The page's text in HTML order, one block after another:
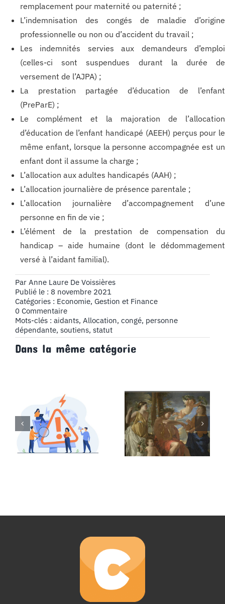
remplacement pour maternité ou paternité ;
L’indemnisation des congés de maladie d’origine
professionnelle ou non ou d’accident du travail ;
Les indemnités servies aux demandeurs d’emploi
(celles-ci sont suspendues durant la durée de
versement de l’AJPA) ;
La prestation partagée d’éducation de l’enfant
(PreParE) ;
Le complément et la majoration de l’allocation
d’éducation de l’enfant handicapé (AEEH) perçus pour le
même enfant, lorsque la personne accompagnée est un
enfant dont il assume la charge ;
L’allocation aux adultes handicapés (AAH) ;
L’allocation journalière de présence parentale ;
L’allocation journalière d’accompagnement d’une
personne en fin de vie ;
L’élément de la prestation de compensation du
handicap – aide humaine (dont le dédommagement
versé à l’aidant familial).
Par Anne Laure De Voissières
Publié le : 8 novembre 2021
Catégories : Economie, Gestion et Finance
0 Commentaireon
Les
aidants
Mots-clés : aidants, Allocation, congé, personne
dépendante, soutiens, statut
Dans la même catégorie
(Document
Unique
d’Évaluation
des Risques
Professionnels)
Le 25e
Printemps